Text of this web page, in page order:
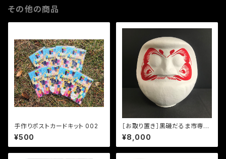
その他の商品
手作りポストカードキット 002
¥500
［お取り置き］黒磯だるま市専
用 お顔入り白だるま（グレー
プフルーツサイズ）
¥8,000